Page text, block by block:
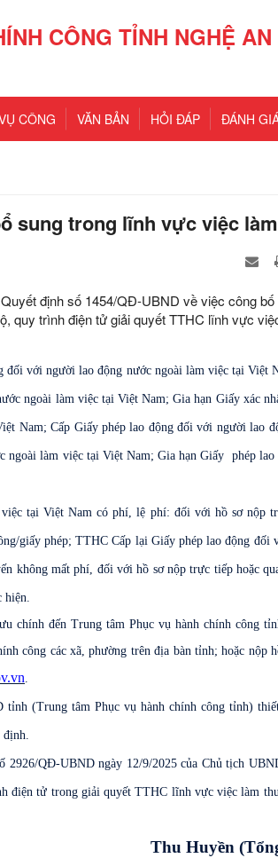
CÔNG TỈNH NGHỆ AN
CÔNG VĂN BẢN HỎI ĐÁP ĐÁNH
sung trong lĩnh vực việc làm
định số 1454/QĐ-UBND về việc công bố
quy trình điện tử giải quyết TTHC lĩnh vực
đối với người lao động nước ngoài làm việc tại Việt
ngoài làm việc tại Việt Nam; Gia hạn Giấy xác
Nam; Cấp Giấy phép lao động đối với người lao
ngoài làm việc tại Việt Nam;Gia hạnGiấy phép lao
tại Việt Nam có phí, lệ phí: đối với hồ sơ nộp
giấy phép;TTHC Cấp lại Giấyphép lao động đối
không mất phí, đối với hồ sơ nộp trực tiếp hoặc
hiện.
chính đến Trung tâm Phục vụ hành chính công
công các xã, phường trên địa bàn tỉnh; hoặc nộp
.
(Trung tâm Phục vụ hành chính công tỉnh)
định.
2926/QĐ-UBND ngày 12/9/2025 của Chủ tịch
điện tử trong giải quyết TTHC lĩnh vực việc làm
Thu Huyền